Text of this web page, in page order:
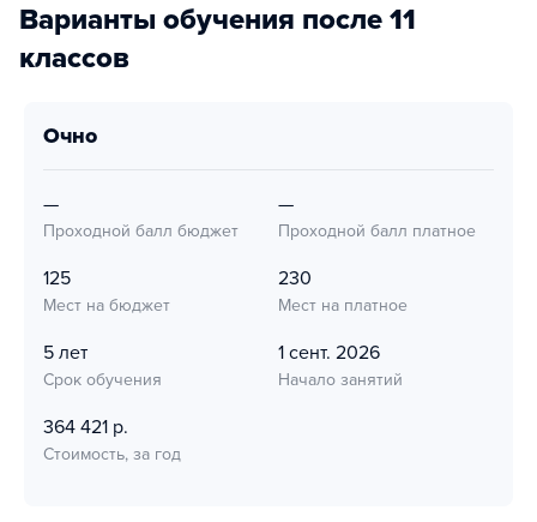
Варианты обучения после 11
классов
очно
—
Проходной балл бюджет
—
Проходной балл платное
125
Мест на бюджет
230
Мест на платное
5 лет
Срок обучения
1 сент. 2026
Начало занятий
364 421 р.
Стоимость, за год